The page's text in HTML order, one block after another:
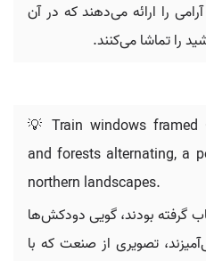
را ارائه می‌دهند که در آن
را تماشا می‌کنند.
💡 Train windows framed
and forests alternating, a
northern landscapes.
گرفته بودند، گویی دودکش‌ها
تصویری از صنعت که با